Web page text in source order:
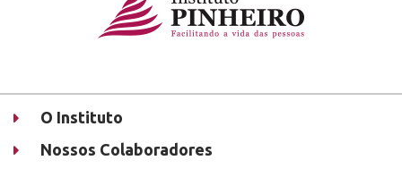
O Instituto
Nossos Colaboradores